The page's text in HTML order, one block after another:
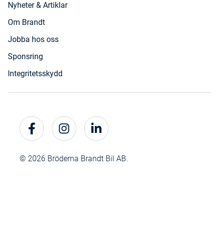
Nyheter & Artiklar
Om Brandt
Jobba hos oss
Sponsring
Integritetsskydd
© 2026 Bröderna Brandt Bil AB.